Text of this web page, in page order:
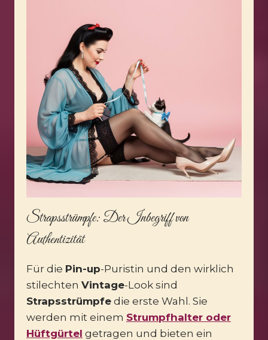
Strapsstrümpfe: Der Inbegriff von
Authentizität
Für die Pin-up-Puristin und den wirklich
stilechten Vintage-Look sind
Strapsstrümpfe die erste Wahl. Sie
werden mit einem Strumpfhalter oder
Hüftgürtel getragen und bieten ein